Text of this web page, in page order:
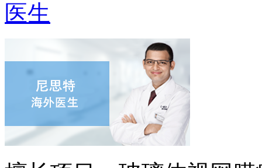
医生